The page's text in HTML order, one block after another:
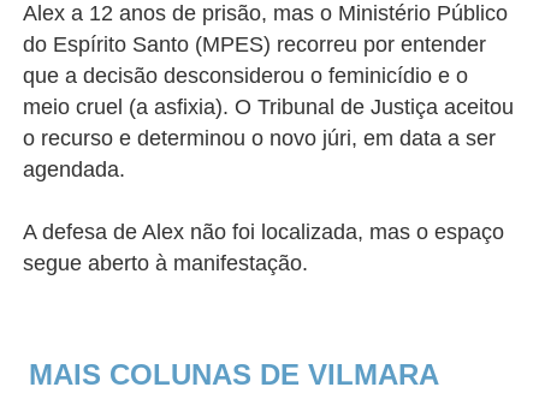
Alex a 12 anos de prisão, mas o Ministério Público
do Espírito Santo (MPES) recorreu por entender
que a decisão desconsiderou o feminicídio e o
meio cruel (a asfixia). O Tribunal de Justiça aceitou
o recurso e determinou o novo júri, em data a ser
agendada.
A defesa de Alex não foi localizada, mas o espaço
segue aberto à manifestação.
MAIS COLUNAS DE VILMARA